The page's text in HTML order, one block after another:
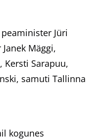
Jüri
Mäggi,
Kersti Sarapuu,
samuti Tallinna
kogunes